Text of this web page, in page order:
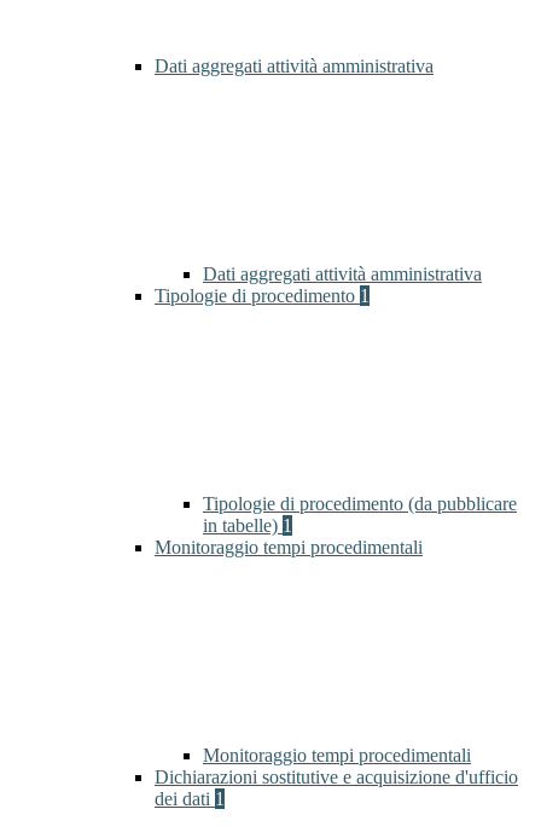
Dati aggregati attività amministrativa
Dati aggregati attività amministrativa
Tipologie di procedimento 1
Tipologie di procedimento (da pubblicare
in tabelle) 1
Monitoraggio tempi procedimentali
Monitoraggio tempi procedimentali
Dichiarazioni sostitutive e acquisizione d'ufficio
dei dati 1